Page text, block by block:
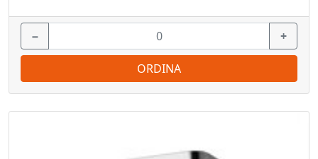
− +
ORDINA